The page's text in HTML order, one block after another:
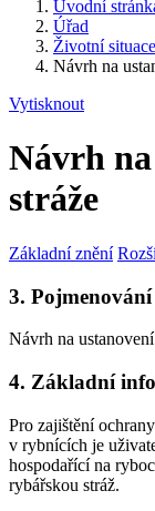
Úvodní
Úřad
Životní situace
Návrh na
Vytisknout
Návrh
stráže
Základní znění
3.
Návrh na
4. Základní
Pro zajištění
v rybnících je
hospodařící na
rybářskou stráž.